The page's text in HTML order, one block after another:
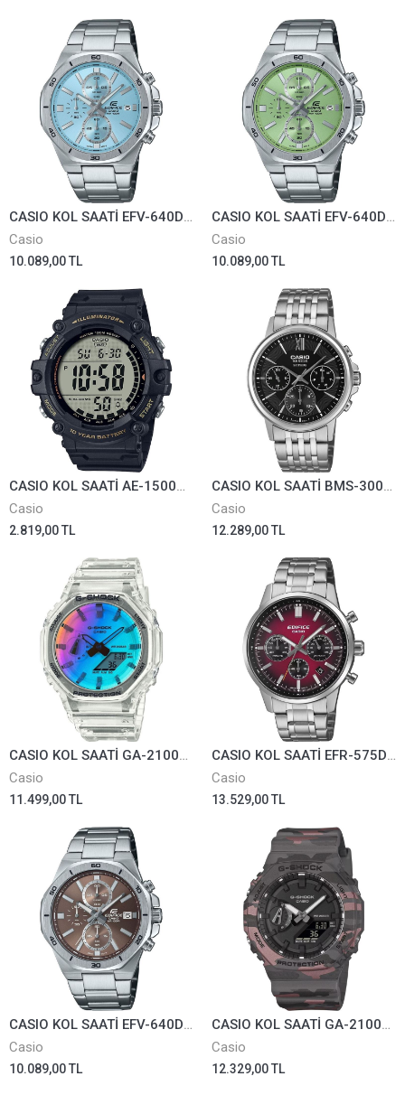
CASIO KOL SAATİ EFV-640D-2BVUDF
Casio
10.089,00 TL
CASIO KOL SAATİ EFV-640D-3AVUDF
Casio
10.089,00 TL
CASIO KOL SAATİ AE-1500WHX-1AVDF
Casio
2.819,00 TL
CASIO KOL SAATİ BMS-300D-1AVDF
Casio
12.289,00 TL
CASIO KOL SAATİ GA-2100SRS-7ADR
Casio
11.499,00 TL
CASIO KOL SAATİ EFR-575D-4ADF
Casio
13.529,00 TL
CASIO KOL SAATİ EFV-640D-5AVUDF
Casio
10.089,00 TL
CASIO KOL SAATİ GA-2100CM-8ADR
Casio
12.329,00 TL